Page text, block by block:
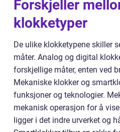
Forskjeller
klokketyper
De ulike klokketypene skiller
måter. Analog og digital
forskjellige måter, enten ved
Mekaniske klokker og
funksjoner og teknologier.
mekanisk operasjon for å
ligger i det indre urverket og